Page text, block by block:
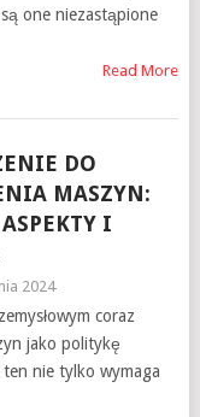
one niezastąpione
Read More
DO
MASZYN:
I
2024
coraz
jako politykę
nie tylko wymaga